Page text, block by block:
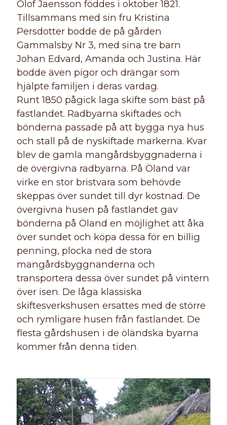
Olof Jaensson föddes i oktober 1821.
Tillsammans med sin fru Kristina
Persdotter bodde de på gården
Gammalsby Nr 3, med sina tre barn
Johan Edvard, Amanda och Justina. Här
bodde även pigor och drängar som
hjälpte familjen i deras vardag.
Runt 1850 pågick laga skifte som bäst på
fastlandet. Radbyarna skiftades och
bönderna passade på att bygga nya hus
och stall på de nyskiftade markerna. Kvar
blev de gamla mangårdsbyggnaderna i
de övergivna radbyarna. På Öland var
virke en stor bristvara som behövde
skeppas över sundet till dyr kostnad. De
övergivna husen på fastlandet gav
bönderna på Öland en möjlighet att åka
över sundet och köpa dessa för en billig
penning, plocka ned de stora
mangårdsbyggnanderna och
transportera dessa över sundet på vintern
över isen. De låga klassiska
skiftesverkshusen ersattes med de större
och rymligare husen från fastlandet. De
flesta gårdshusen i de öländska byarna
kommer från denna tiden.